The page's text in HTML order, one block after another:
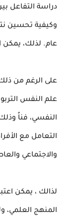
دراسة التفاعل
وكيفية تحسين
عام. لذلك، يمكن
على الرغم من
علم النفس
النفسي، فناً
التعامل مع
والاجتماعي
لذالك ، يمكن
المنهج العلمي،